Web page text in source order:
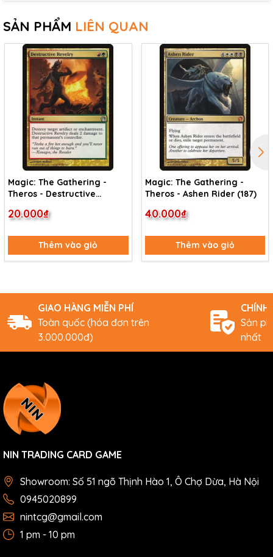
SẢN PHẨM LIÊN QUAN
Magic: The Gathering -
Theros - Destructive
20.000₫
Thêm vào giỏ
Magic: The Gathering -
Theros - Ashen Rider (187)
40.000₫
Thêm vào giỏ
GIAO HÀNG MIỄN PHÍ
Toàn quốc (hóa đơn trên
3.000.000đ)
CHÍNH
Sản
nhất
NIN TRADING CARD GAME
Showroom: Số 51 ngõ Thịnh Hào 1, Ô Chợ Dừa, Hà Nội
0945020899
nintcg@gmail.com
1 pm - 10 pm